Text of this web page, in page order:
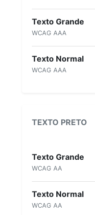
Texto Grande
WCAG AAA
Texto Normal
WCAG AAA
TEXTO PRETO
Texto Grande
WCAG AA
Texto Normal
WCAG AA